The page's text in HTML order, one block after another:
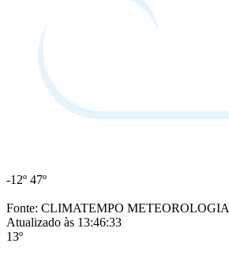
-12º 47º
Fonte: CLIMATEMPO METEOROLOGIA
Atualizado às 13:46:33
13º